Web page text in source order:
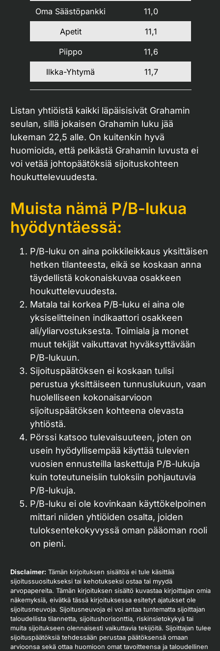
Oma Säästöpankki 11,0
Apetit 11,1
Piippo 11,6
Ilkka-Yhtymä 11,7
Listan yhtiöistä kaikki läpäisisivät Grahamin
seulan, sillä jokaisen Grahamin luku jää
lukeman 22,5 alle. On kuitenkin hyvä
huomioida, että pelkästä Grahamin luvusta ei
voi vetää johtopäätöksiä sijoituskohteen
houkuttelevuudesta.
Muista nämä P/B-lukua
hyödyntäessä:
P/B-luku on aina poikkileikkaus yksittäisen
hetken tilanteesta, eikä se koskaan anna
täydellistä kokonaiskuvaa osakkeen
houkuttelevuudesta.
Matala tai korkea P/B-luku ei aina ole
yksiselitteinen indikaattori osakkeen
ali/yliarvostuksesta. Toimiala ja monet
muut tekijät vaikuttavat hyväksyttävään
P/B-lukuun.
Sijoituspäätöksen ei koskaan tulisi
perustua yksittäiseen tunnuslukuun, vaan
huolelliseen kokonaisarvioon
sijoituspäätöksen kohteena olevasta
yhtiöstä.
Pörssi katsoo tulevaisuuteen, joten on
usein hyödyllisempää käyttää tulevien
vuosien ennusteilla laskettuja P/B-lukuja
kuin toteutuneisiin tuloksiin pohjautuvia
P/B-lukuja.
P/B-luku ei ole kovinkaan käyttökelpoinen
mittari niiden yhtiöiden osalta, joiden
tuloksentekokyvyssä oman pääoman rooli
on pieni.
Disclaimer: Tämän kirjoituksen sisältöä ei tule käsittää
sijoitussuositukseksi tai kehotukseksi ostaa tai myydä
arvopapereita. Tämän kirjoituksen sisältö kuvastaa kirjoittajan omia
näkemyksiä, eivätkä tässä kirjoituksessa esitetyt ajatukset ole
sijoitusneuvoja. Sijoitusneuvoja ei voi antaa tuntematta sijoittajan
taloudellista tilannetta, sijoitushorisonttia, riskinsietokykyä tai
muita sijoitukseen olennaisesti vaikuttavia tekijöitä. Sijoittajan tulee
sijoituspäätöksiä tehdessään perustaa päätöksensä omaan
arvioonsa sekä ottaa huomioon omat tavoitteensa ja taloudellinen